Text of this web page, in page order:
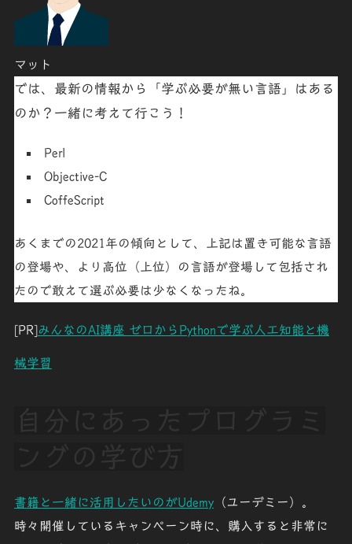
マット
では、最新の情報から「 学ぶ必要が無い言語」はある
のか？一緒に考えて行こう！
Perl
Objective-C
CoffeScript
あくまでの2021年の傾向として、上記は置き可能な言語
の登場や、より高位（上位）の言語が登場して包括され
たので敢えて選ぶ必要は少なくなったね 。
[PR]みんなのAI講座 ゼロからPythonで学ぶ人工知能と機
械学習
書籍と一緒に活用したいのがUdemy（ユーデミー）。
時々開催しているキャンペーン時に、購入すると非常に